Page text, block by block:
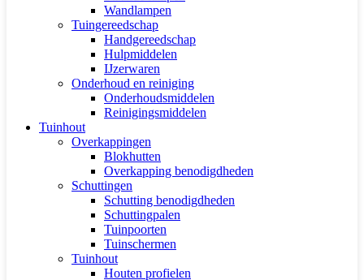
Wandlampen
Tuingereedschap
Handgereedschap
Hulpmiddelen
IJzerwaren
Onderhoud en reiniging
Onderhoudsmiddelen
Reinigingsmiddelen
Tuinhout
Overkappingen
Blokhutten
Overkapping benodigdheden
Schuttingen
Schutting benodigdheden
Schuttingpalen
Tuinpoorten
Tuinschermen
Tuinhout
Houten profielen